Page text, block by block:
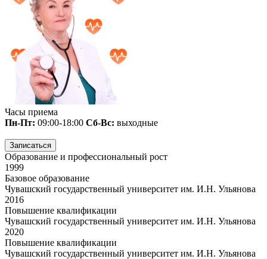
Часы приема
Пн-Пт: 09:00-18:00 Сб-Вс: выходные
Записаться
Образование и профессиональный рост
1999
Базовое образование
Чувашский государственный университет им. И.Н. Ульянова
2016
Повышение квалификации
Чувашский государственный университет им. И.Н. Ульянова
2020
Повышение квалификации
Чувашский государственный университет им. И.Н. Ульянова